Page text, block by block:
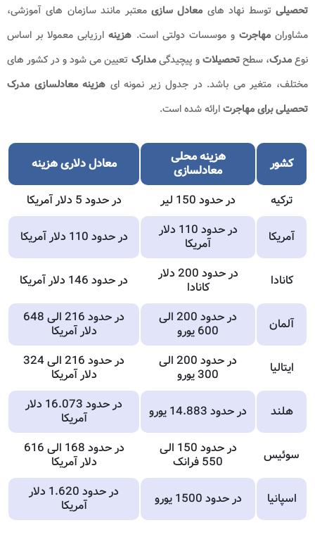
تحصیلی توسط نهاد های معادل ‌سازیمعتبر مانند سازمان ‌های آموزشی،
مشاورانمهاجرتو موسسات دولتی است. هزینه ارزیابی معمولا بر اساس
نوعمدرک، سطحتحصیلاتو پیچیدگیمدارک تعیین می‌ شود و در کشور های
مختلف، متغیر می باشد. در جدول زیر نمونه ای هزینه معادلسازی مدرک
تحصیلی برای مهاجرتارائه شده است.
کشور هزینهمحلی
معادلسازی
معادلدلاریهزینه
ترکیه در حدود 150 لیر در حدود 5 دلار آمریکا
آمریکا
در حدود 110 دلار
آمریکا
در حدود 110 دلار آمریکا
کانادا
در حدود 200 دلار
کانادا
در حدود 146 دلار آمریکا
آلمان
در حدود 200 الی
600 یورو
در حدود 216 الی 648
دلار آمریکا
ایتالیا
در حدود 200 الی
300 یورو
در حدود 216 الی 324
دلار آمریکا
هلند در حدود 14.883 یورو
در حدود 16.073 دلار
آمریکا
سوئیس
در حدود 150 الی
550 فرانک
در حدود 168 الی 616
دلار آمریکا
اسپانیا در حدود 1500 یورو
در حدود 1.620 دلار
آمریکا